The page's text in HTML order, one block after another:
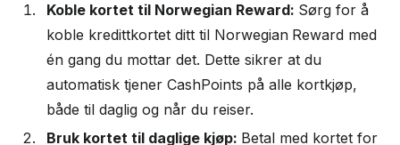
Koble kortet til Norwegian Reward: Sørg for å
koble kredittkortet ditt til Norwegian Reward med
én gang du mottar det. Dette sikrer at du
automatisk tjener CashPoints på alle kortkjøp,
både til daglig og når du reiser.
Bruk kortet til daglige kjøp: Betal med kortet for